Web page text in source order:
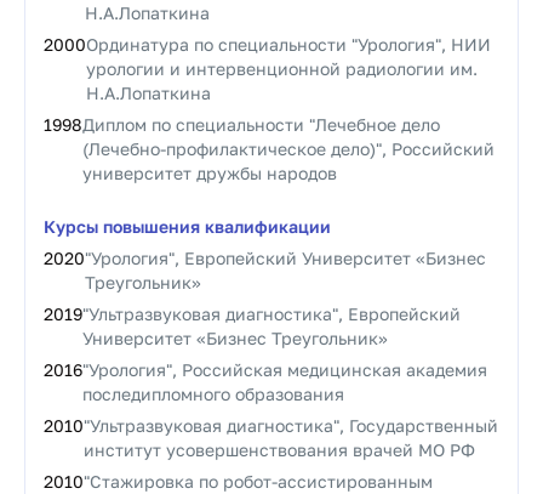
Н.А.Лопаткина
2000Ординатура по специальности "Урология", НИИ
урологии и интервенционной радиологии им.
Н.А.Лопаткина
1998Диплом по специальности "Лечебное дело
(Лечебно-профилактическое дело)", Российский
университет дружбы народов
Курсы повышения квалификации
2020"Урология", Европейский Университет «Бизнес
Треугольник»
2019"Ультразвуковая диагностика", Европейский
Университет «Бизнес Треугольник»
2016"Урология", Российская медицинская академия
последипломного образования
2010"Ультразвуковая диагностика", Государственный
институт усовершенствования врачей МО РФ
2010"Стажировка по робот-ассистированным